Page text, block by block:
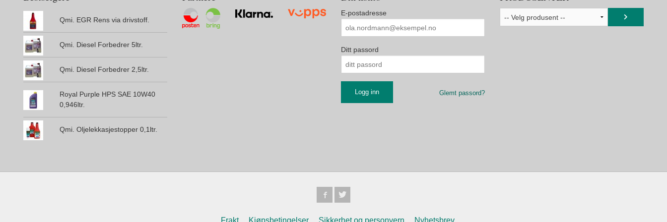
Qmi. EGR Rens via drivstoff.
Qmi. Diesel Forbedrer 5ltr.
Qmi. Diesel Forbedrer 2,5ltr.
Royal Purple HPS SAE 10W40
0,946ltr.
Qmi. Oljelekkasjestopper 0,1ltr.
E-postadresse
Ditt passord
Glemt passord?
Frakt Kjøpsbetingelser Sikkerhet og personvern Nyhetsbrev